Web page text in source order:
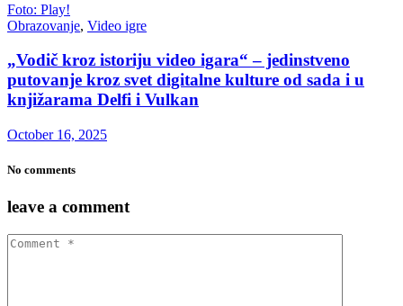
Foto: Play!
Obrazovanje, Video igre
„Vodič kroz istoriju video igara“ – jedinstveno
putovanje kroz svet digitalne kulture od sada i u
knjižarama Delfi i Vulkan
October 16, 2025
No comments
leave a comment